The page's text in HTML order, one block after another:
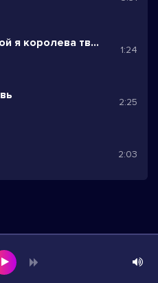
Дорогой дорогой я королева твоя
1:24
2:25
2:03